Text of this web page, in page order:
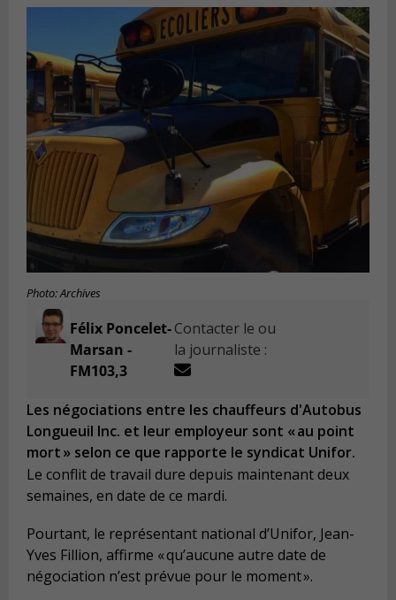
Photo: Archives
Félix Poncelet-
Marsan -
FM103,3
Contacter le ou
la journaliste :
Les négociations entre les chauffeurs d'Autobus
Longueuil Inc. et leur employeur sont « au point
mort » selon ce que rapporte le syndicat Unifor.
Le conflit de travail dure depuis maintenant deux
semaines, en date de ce mardi.
Pourtant, le représentant national d’Unifor, Jean-
Yves Fillion, affirme « qu’aucune autre date de
négociation n’est prévue pour le moment ».